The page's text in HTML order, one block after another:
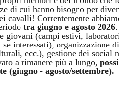
di cui hanno bisogno per
cavalli! Correntemente
tra giugno e agosto 2026.
giovani (campi estivi,
interessati), organizzazione
ecc.), gestione dei social
a rimanere più a lungo,
(giugno - agosto/settembre).